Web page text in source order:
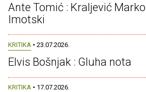
Ante Tomić : Kraljević
Imotski
KRITIKA • 23.07.2026.
Elvis Bošnjak : Gluha nota
KRITIKA • 17.07.2026.